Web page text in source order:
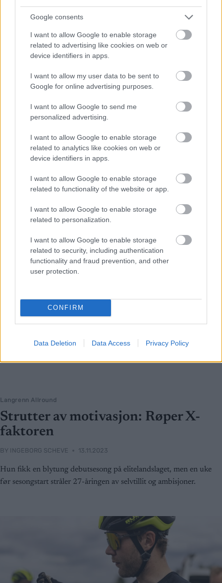
Google consents
I want to allow Google to enable storage
related to advertising like cookies on web or
device identifiers in apps.
I want to allow my user data to be sent to
Google for online advertising purposes.
I want to allow Google to send me
personalized advertising.
I want to allow Google to enable storage
related to analytics like cookies on web or
device identifiers in apps.
I want to allow Google to enable storage
related to functionality of the website or app.
I want to allow Google to enable storage
related to personalization.
I want to allow Google to enable storage
related to security, including authentication
functionality and fraud prevention, and other
user protection.
CONFIRM
Data Deletion Data Access Privacy Policy
Endelig satt alt: Tar sesongens
første seier
INGEBORG SCHEVE 02.03.2024
Etter en tung sesong, slo 27-åringen fra Strindheim IL kraftig
tilbake: Knuste konkurrentene i den blytunge tremila i
Skandinavisk Cup lørdag.
Langrenn Allround
Strutter av motivasjon: Røper X-
faktoren
BY INGEBORG SCHEVE 13.11.2023
Hun fikk en blytung debutsesong på elitelandslaget, men en uke
før sesongstart stråler 27-åringen av selvtillit og ambisjoner.